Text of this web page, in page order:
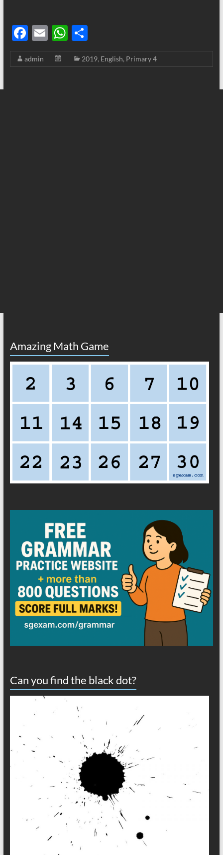
F
ac
e
E
m
ail
W
h
at
S
h
ar
admin 2019, English, Primary 4
Amazing Math Game
Can you find the black dot?